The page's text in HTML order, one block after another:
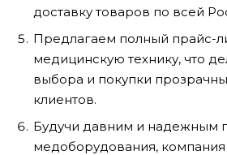
доставку товаров по всей
Предлагаем полный прайс-
медицинскую технику, что
выбора и покупки
клиентов.
Будучи давним и надежным
медоборудования,